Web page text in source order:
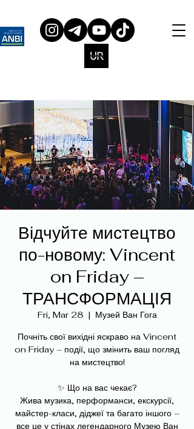
Відчуйте мистецтво
по-новому: Vincent
on Friday –
ТРАНСФОРМАЦІЯ
Fri, Mar 28
  |
Музей Ван Гога
Почніть свої вихідні яскраво на Vincent
on Friday – події, що змінить ваш погляд
на мистецтво!
✨ Що на вас чекає?
Жива музика, перформанси, екскурсії,
майстер-класи, діджеї та багато іншого –
все це у стінах легендарного Музею Ван